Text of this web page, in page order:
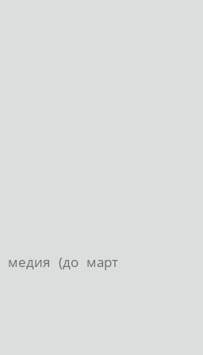
медия (до март